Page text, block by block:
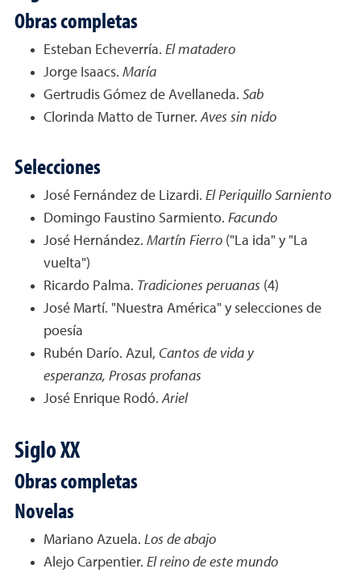
Obras completas
Esteban Echeverría. El matadero
Jorge Isaacs. María
Gertrudis Gómez de Avellaneda. Sab
Clorinda Matto de Turner.Aves sin nido
Selecciones
José Fernández de Lizardi. El Periquillo Sarniento
Domingo Faustino Sarmiento. Facundo
José Hernández. Martín Fierro ("La ida" y "La
vuelta")
Ricardo Palma. Tradiciones peruanas (4)
José Martí. "Nuestra América" y selecciones de
poesía
Rubén Darío. Azul, Cantos de vida y
esperanza, Prosas profanas
José Enrique Rodó.Ariel
Siglo XX
Obras completas
Novelas
Mariano Azuela. Los de abajo
Alejo Carpentier. El reino de este mundo